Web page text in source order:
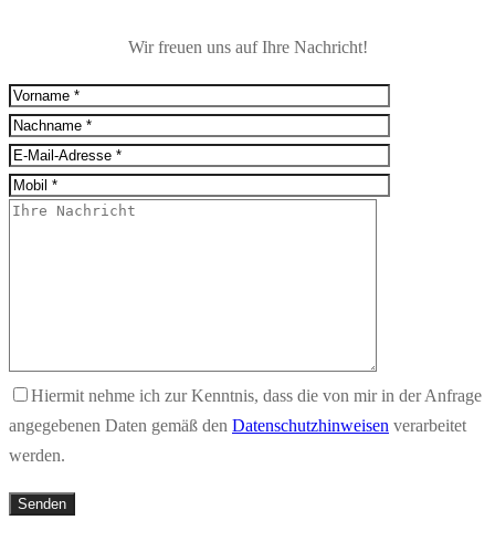
Wir freuen uns auf Ihre Nachricht!
Hiermit nehme ich zur Kenntnis, dass die von mir in der Anfrage
angegebenen Daten gemäß den Datenschutzhinweisen verarbeitet
werden.